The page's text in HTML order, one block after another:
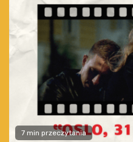
7 min przeczytania